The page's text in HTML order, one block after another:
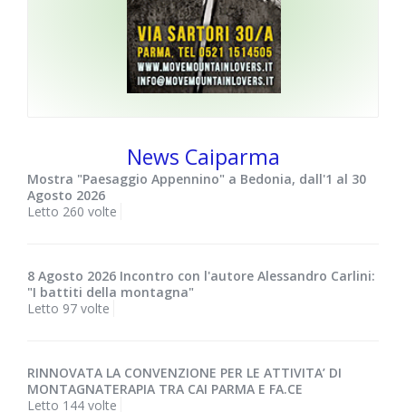
News Caiparma
Mostra "Paesaggio Appennino" a Bedonia, dall'1 al 30
Agosto 2026
Letto 260 volte
8 Agosto 2026 Incontro con l'autore Alessandro Carlini:
"I battiti della montagna"
Letto 97 volte
RINNOVATA LA CONVENZIONE PER LE ATTIVITA’ DI
MONTAGNATERAPIA TRA CAI PARMA E FA.CE
Letto 144 volte